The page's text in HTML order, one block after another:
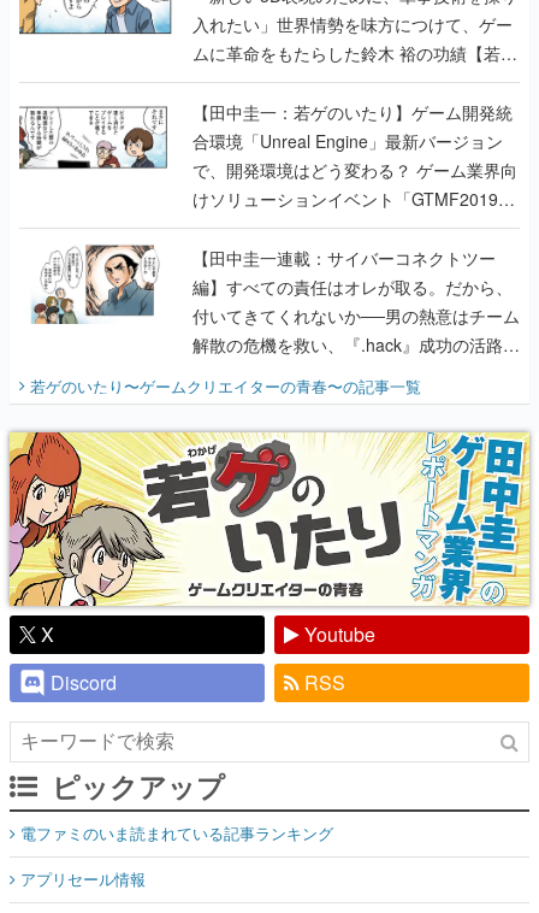
【田中圭一：若ゲのいたり】ゲーム開発統
合環境「Unreal Engine」最新バージョン
で、開発環境はどう変わる？ ゲーム業界向
けソリューションイベント「GTMF2019」
に行って、より理解を深めよう【PR】
【田中圭一連載：サイバーコネクトツー
編】すべての責任はオレが取る。だから、
付いてきてくれないか──男の熱意はチーム
解散の危機を救い、『.hack』成功の活路を
開く。業界の快男児・松山 洋に流れる血は
『少年ジャンプ』色だった【若ゲのいた
り】
若ゲのいたり〜ゲームクリエイターの青春〜の記事一覧
X
Youtube
Discord
RSS
ピックアップ
電ファミのいま読まれている記事ランキング
アプリセール情報
インタビュー
連載・特集一覧